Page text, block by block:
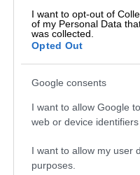
I want to opt-out of
of my Personal Data
was collected.
Opted Out
Google consents
I want to allow Google
web or device identifiers
I want to allow my user
purposes.
Ευάγγελος